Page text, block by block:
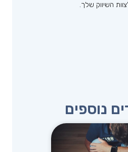
השיווק שלך.
נוספים